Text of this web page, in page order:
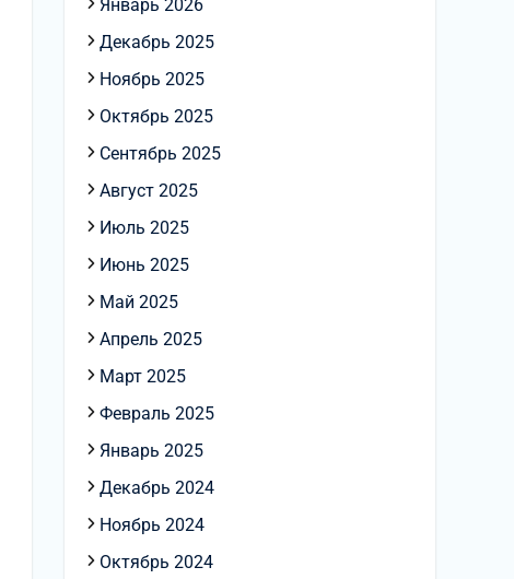
Январь 2026
Декабрь 2025
Ноябрь 2025
Октябрь 2025
Сентябрь 2025
Август 2025
Июль 2025
Июнь 2025
Май 2025
Апрель 2025
Март 2025
Февраль 2025
Январь 2025
Декабрь 2024
Ноябрь 2024
Октябрь 2024